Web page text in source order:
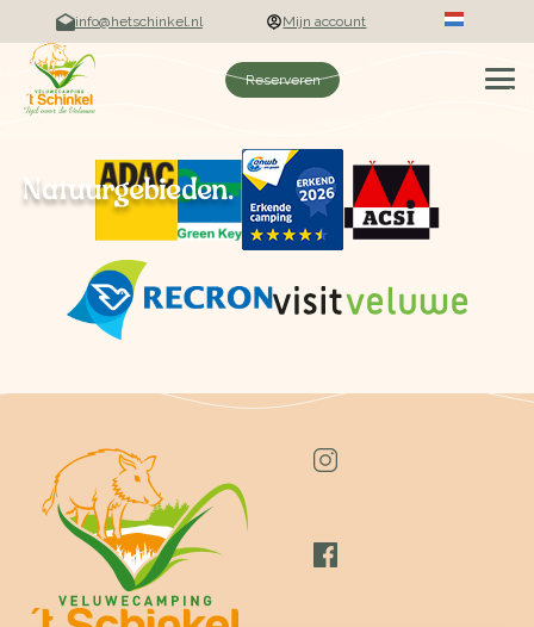
info@hetschinkel.nl Mijn account
Reserveren
Natuurgebieden.